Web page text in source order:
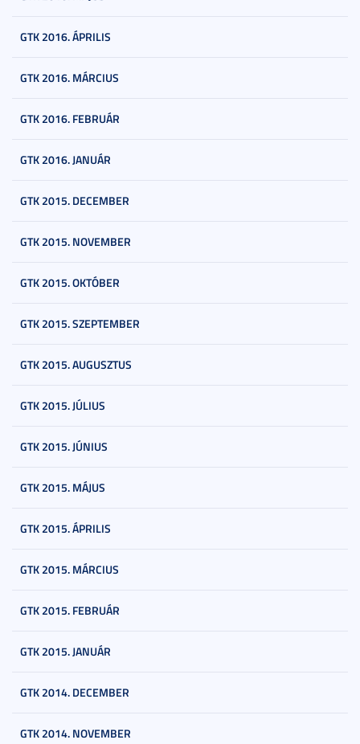
GTK 2016. ÁPRILIS
GTK 2016. MÁRCIUS
GTK 2016. FEBRUÁR
GTK 2016. JANUÁR
GTK 2015. DECEMBER
GTK 2015. NOVEMBER
GTK 2015. OKTÓBER
GTK 2015. SZEPTEMBER
GTK 2015. AUGUSZTUS
GTK 2015. JÚLIUS
GTK 2015. JÚNIUS
GTK 2015. MÁJUS
GTK 2015. ÁPRILIS
GTK 2015. MÁRCIUS
GTK 2015. FEBRUÁR
GTK 2015. JANUÁR
GTK 2014. DECEMBER
GTK 2014. NOVEMBER